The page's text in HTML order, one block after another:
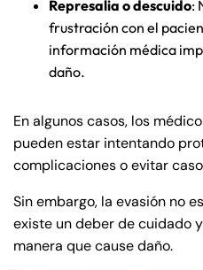
Represalia o descuido:
frustración con el
información médica
daño.
En algunos casos, los
pueden estar intentando
complicaciones o evitar
Sin embargo, la evasión no
existe un deber de cuidado
manera que cause daño.